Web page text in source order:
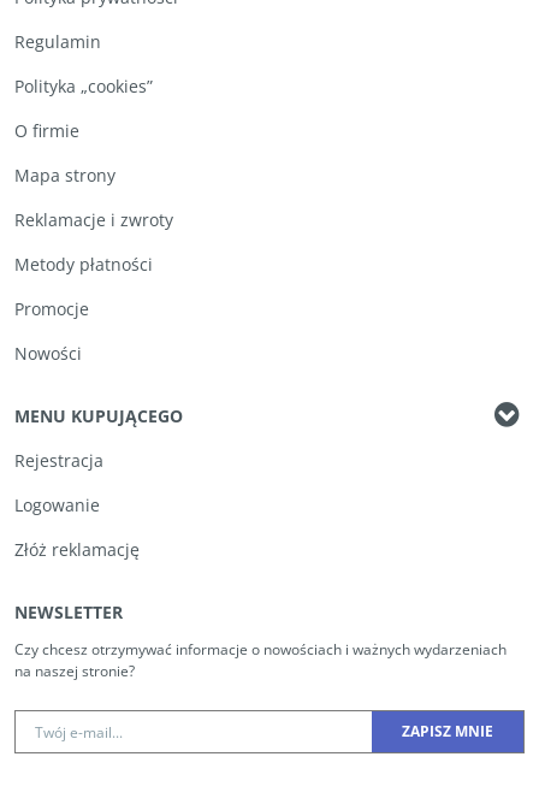
Regulamin
Polityka „cookies”
O firmie
Mapa strony
Reklamacje i zwroty
Metody płatności
Promocje
Nowości
MENU KUPUJĄCEGO
Rejestracja
Logowanie
Złóż reklamację
NEWSLETTER
Czy chcesz otrzymywać informacje o nowościach i ważnych wydarzeniach
na naszej stronie?